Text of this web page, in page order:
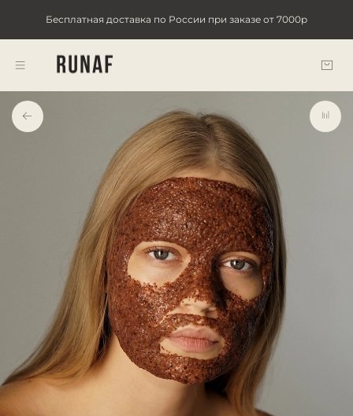
Бесплатная доставка по России при заказе от 7000р